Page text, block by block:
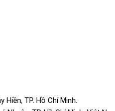
Hiền, TP. Hồ Chí Minh.